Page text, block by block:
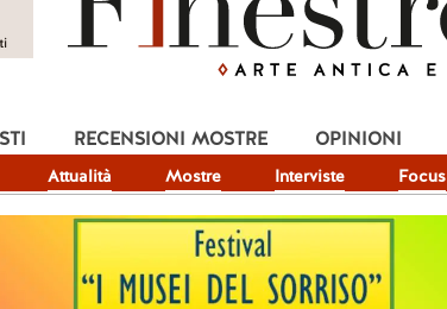
Attualità Mostre Interviste Focus
RECENSIONI MOSTRE OPINIONI